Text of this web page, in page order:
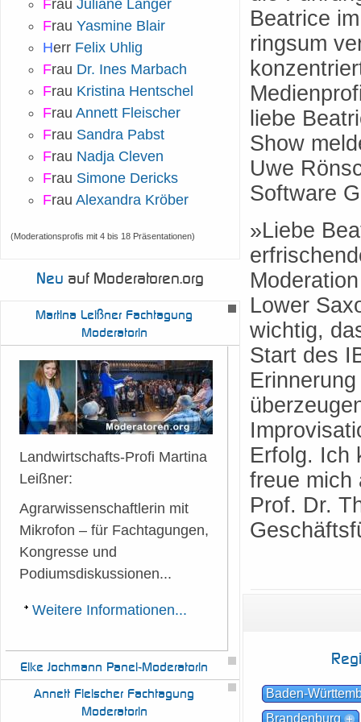
Beatrice
ringsum
liebe
Show
Uwe
Software
»Liebe
Lower
wichtig,
Start des
Erfolg. Ich
freue mich
Prof. Dr.
Baden-
Brandenburg
Frau Juliane Langer
Frau Yasmine Blair
Herr Felix Uhlig
Frau Dr. Ines Marbach
Frau Kristina Hentschel
Frau Annett Fleischer
Frau Sandra Pabst
Frau Nadja Cleven
Frau Simone Dericks
Frau Alexandra Kröber
(Moderationsprofis mit 4 bis 18 Präsentationen)
Neu auf Moderatoren.org
Martina Leißner Fachtagung
Moderatorin
Landwirtschafts-Profi Martina
Leißner:
Agrarwissenschaftlerin mit
Mikrofon – für Fachtagungen,
Kongresse und
Podiumsdiskussionen...
Weitere Informationen...
Elke Jochmann Panel-Moderatorin
Annett Fleischer Fachtagung
Moderatorin